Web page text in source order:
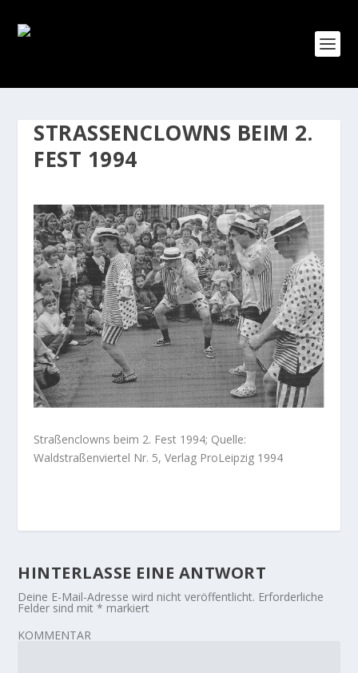
STRASSENCLOWNS BEIM 2. F
EST 1994
Straßenclowns beim 2. Fest 1994; Quelle:
Waldstraßenviertel Nr. 5, Verlag ProLeipzig 1994
HINTERLASSE EINE ANTWORT
Deine E-Mail-Adresse wird nicht veröffentlicht. Erforderliche
Felder sind mit* markiert
KOMMENTAR